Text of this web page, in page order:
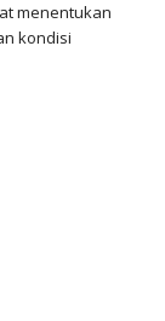
menentukan
kondisi